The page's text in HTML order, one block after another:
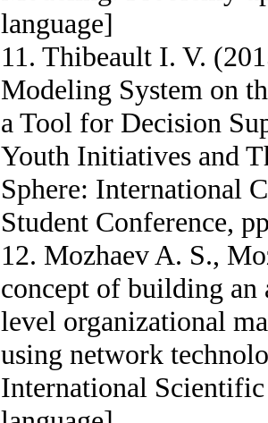
language]
11. Thibeault I. V.
Modeling System on
a Tool for Decision
Youth Initiatives and
Sphere: International
Student Conference,
12. Mozhaev A. S.,
concept of building an
level organizational
using network
International